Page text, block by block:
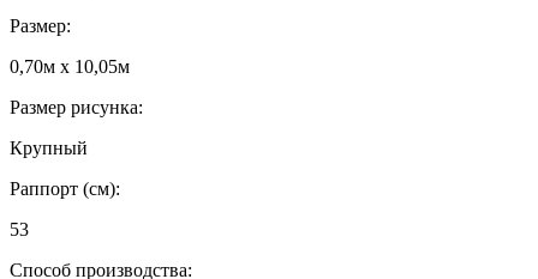
Размер:
0,70м x 10,05м
Размер рисунка:
Крупный
Раппорт (см):
53
Способ производства: